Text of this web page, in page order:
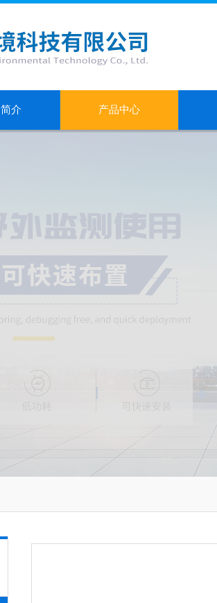
介 产品中心